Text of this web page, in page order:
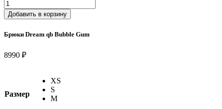
Добавить в корзину
Брюки Dream qb Bubble Gum
8990 ₽
Размер
XS
S
M